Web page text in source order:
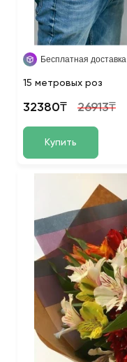
Бесплатная доставка
15 метровых роз
32380₸ 26913₸
Купить